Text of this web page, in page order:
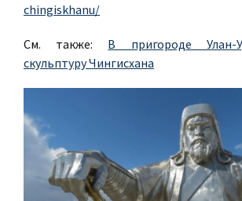
chingiskhanu/
См. также: В пригороде Улан-
скульптуру Чингисхана